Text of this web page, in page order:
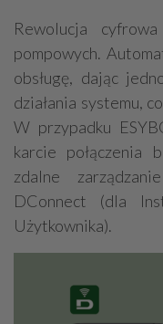
Rewolucja
pompowych.
obsługę, dając
działania systemu,
W przypadku
karcie połączenia
zdalne
DConnect (dla
Użytkownika).